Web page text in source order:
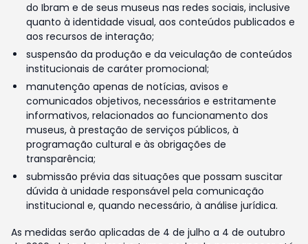
do Ibram e de seus museus nas redes sociais, inclusive
quanto à identidade visual, aos conteúdos publicados e
aos recursos de interação;
suspensão da produção e da veiculação de conteúdos
institucionais de caráter promocional;
manutenção apenas de notícias, avisos e
comunicados objetivos, necessários e estritamente
informativos, relacionados ao funcionamento dos
museus, à prestação de serviços públicos, à
programação cultural e às obrigações de
transparência;
submissão prévia das situações que possam suscitar
dúvida à unidade responsável pela comunicação
institucional e, quando necessário, à análise jurídica.
As medidas serão aplicadas de 4 de julho a 4 de outubro